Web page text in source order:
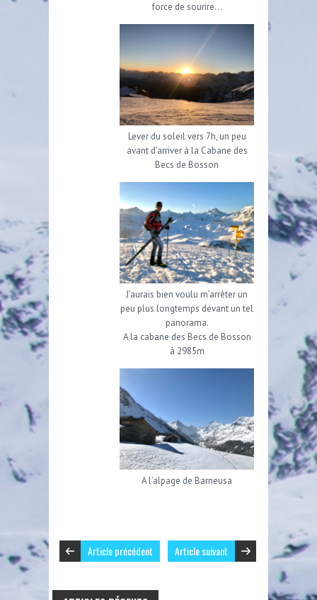
force de sourire…
Lever du soleil vers 7h, un peu
avant d’arriver à la Cabane des
Becs de Bosson
J’aurais bien voulu m’arrêter un
peu plus longtemps devant un tel
panorama.
A la cabane des Becs de Bosson
à 2985m
A l’alpage de Barneusa
Article précédent Article suivant